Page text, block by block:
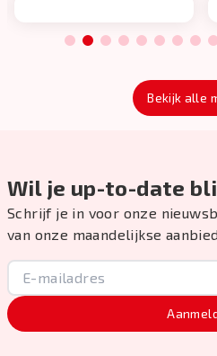
1 2 3 4 5 6 7 8 9
Bekijk alle
Wil je up-to-date
Schrijf je in voor onze
van onze maandelijkse